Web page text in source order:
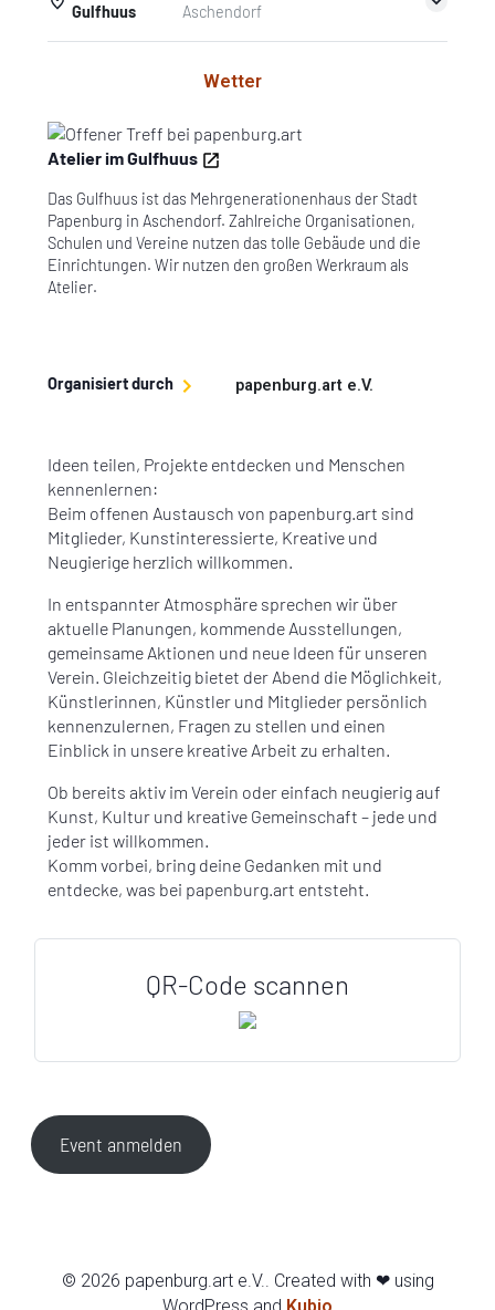
Gulfhuus
Aschendorf
Wetter
Atelier im Gulfhuus
Das Gulfhuus ist das Mehrgenerationenhaus der Stadt
Papenburg in Aschendorf. Zahlreiche Organisationen,
Schulen und Vereine nutzen das tolle Gebäude und die
Einrichtungen. Wir nutzen den großen Werkraum als
Atelier.
Organisiert durch papenburg.art e.V.
Ideen teilen, Projekte entdecken und Menschen
kennenlernen:
Beim offenen Austausch von papenburg.art sind
Mitglieder, Kunstinteressierte, Kreative und
Neugierige herzlich willkommen.
In entspannter Atmosphäre sprechen wir über
aktuelle Planungen, kommende Ausstellungen,
gemeinsame Aktionen und neue Ideen für unseren
Verein. Gleichzeitig bietet der Abend die Möglichkeit,
Künstlerinnen, Künstler und Mitglieder persönlich
kennenzulernen, Fragen zu stellen und einen
Einblick in unsere kreative Arbeit zu erhalten.
Ob bereits aktiv im Verein oder einfach neugierig auf
Kunst, Kultur und kreative Gemeinschaft – jede und
jeder ist willkommen.
Komm vorbei, bring deine Gedanken mit und
entdecke, was bei papenburg.art entsteht.
QR-Code scannen
Event anmelden
© 2026 papenburg.art e.V.. Created with ❤ using